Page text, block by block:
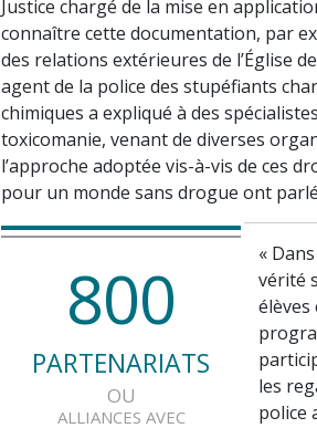
Justice chargé de la mise en
connaître cette documentation, par
des relations extérieures de l’Église
agent de la police des stupéfiants
chimiques a expliqué à des
toxicomanie, venant de diverses
l’approche adoptée vis-à-vis de ces
pour un monde sans drogue ont
800
PARTENARIATS
OU
ALLIANCES AVEC
«
vérité
élèves
les
police